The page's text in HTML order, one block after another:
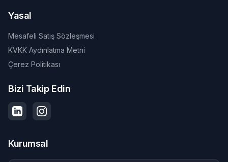
Yasal
Mesafeli Satış Sözleşmesi
KVKK Aydınlatma Metni
Çerez Politikası
Bizi Takip Edin
Kurumsal